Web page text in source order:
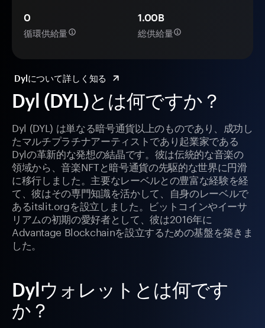
Dyl (DYL)とは何ですか？
Dyl (DYL) は単なる暗号通貨以上のものであり、成功し
たマルチプラチナアーティストであり起業家である
Dylの革新的な発想の結晶です。彼は伝統的な音楽の
領域から、音楽NFTと暗号通貨の先駆的な世界に円滑
に移行しました。主要なレーベルとの豊富な経験を経
て、彼はその専門知識を活かして、自身のレーベルで
あるitslit.orgを設立しました。ビットコインやイーサ
リアムの初期の愛好者として、彼は2016年に
Advantage Blockchainを設立するための基盤を築きま
した。
Dylウォレットとは何です
か？
0
循環供給量
1.00B
総供給量
Dylについて詳しく知る